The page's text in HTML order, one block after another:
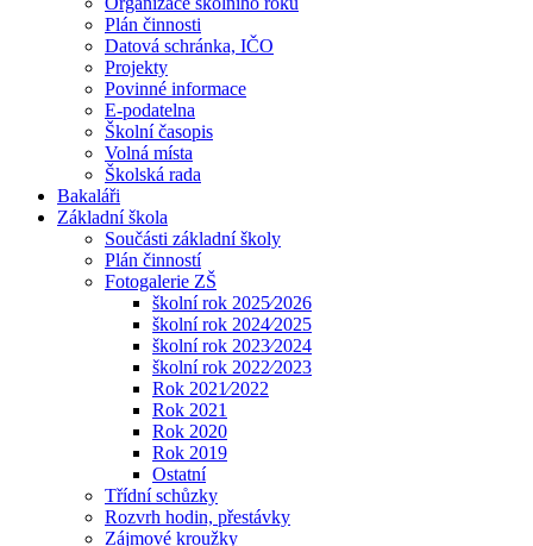
Plán činnosti
Datová schránka, IČO
Projekty
Povinné informace
E-podatelna
Školní časopis
Volná místa
Školská rada
Bakaláři
Základní škola
Součásti základní školy
Plán činností
Fotogalerie ZŠ
školní rok 2025⁄2026
školní rok 2024⁄2025
školní rok 2023⁄2024
školní rok 2022⁄2023
Rok 2021⁄2022
Rok 2021
Rok 2020
Rok 2019
Ostatní
Třídní schůzky
Rozvrh hodin, přestávky
Zájmové kroužky